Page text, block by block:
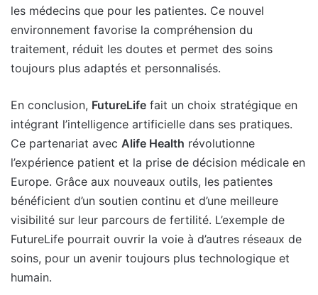
les médecins que pour les patientes. Ce nouvel
environnement favorise la compréhension du
traitement, réduit les doutes et permet des soins
toujours plus adaptés et personnalisés.
En conclusion, FutureLife fait un choix stratégique en
intégrant l’intelligence artificielle dans ses pratiques.
Ce partenariat avec Alife Health révolutionne
l’expérience patient et la prise de décision médicale en
Europe. Grâce aux nouveaux outils, les patientes
bénéficient d’un soutien continu et d’une meilleure
visibilité sur leur parcours de fertilité. L’exemple de
FutureLife pourrait ouvrir la voie à d’autres réseaux de
soins, pour un avenir toujours plus technologique et
humain.